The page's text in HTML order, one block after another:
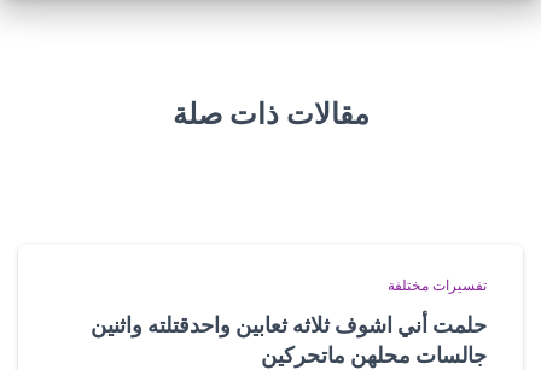
مقالات ذات صلة
تفسيرات مختلفة
حلمت أني اشوف ثلاثه ثعابين واحدقتلته واثنين
جالسات محلهن ماتحركين